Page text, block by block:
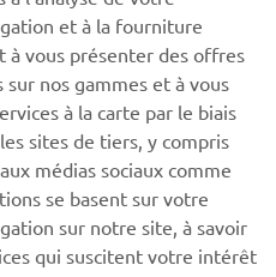
offres, les événements
plus encore
et à la fourniture
à vous présenter des offres
nos gammes et à vous
à la carte par le biais
sites de tiers, y compris
médias sociaux comme
se basent sur votre
sur notre site, à savoir
qui suscitent votre intérêt